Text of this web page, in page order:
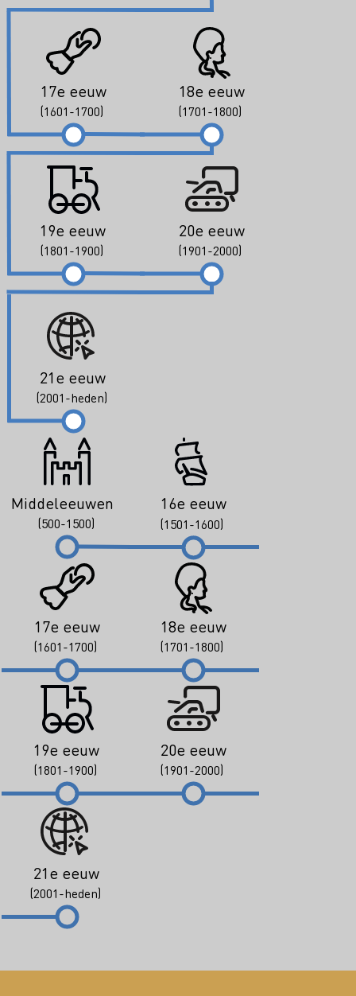
17e eeuw
(1601-1700)
18e eeuw
(1701-1800)
19e eeuw
(1801-1900)
20e eeuw
(1901-2000)
21e eeuw
(2001-heden)
Middeleeuwen
(500-1500)
16e eeuw
(1501-1600)
17e eeuw
(1601-1700)
18e eeuw
(1701-1800)
19e eeuw
(1801-1900)
20e eeuw
(1901-2000)
21e eeuw
(2001-heden)